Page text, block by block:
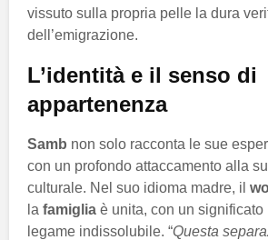
vissuto sulla propria pelle la dura
dell’emigrazione.
L’identità e il senso di
appartenenza
Samb non solo racconta le sue
con un profondo attaccamento alla
culturale. Nel suo idioma madre, il
la famiglia è unita, con un significato
legame indissolubile. “Questa